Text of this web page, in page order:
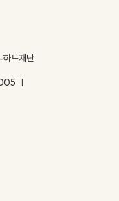
트재단